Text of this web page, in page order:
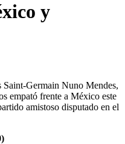
y
Saint-Germain Nuno Mendes,
empató frente a México este
amistoso disputado en el